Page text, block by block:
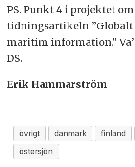
PS. Punkt 4 i projektet
tidningsartikeln ”Globalt
maritim information.” Va’
DS.
Erik Hammarström
övrigt danmark finland
östersjön